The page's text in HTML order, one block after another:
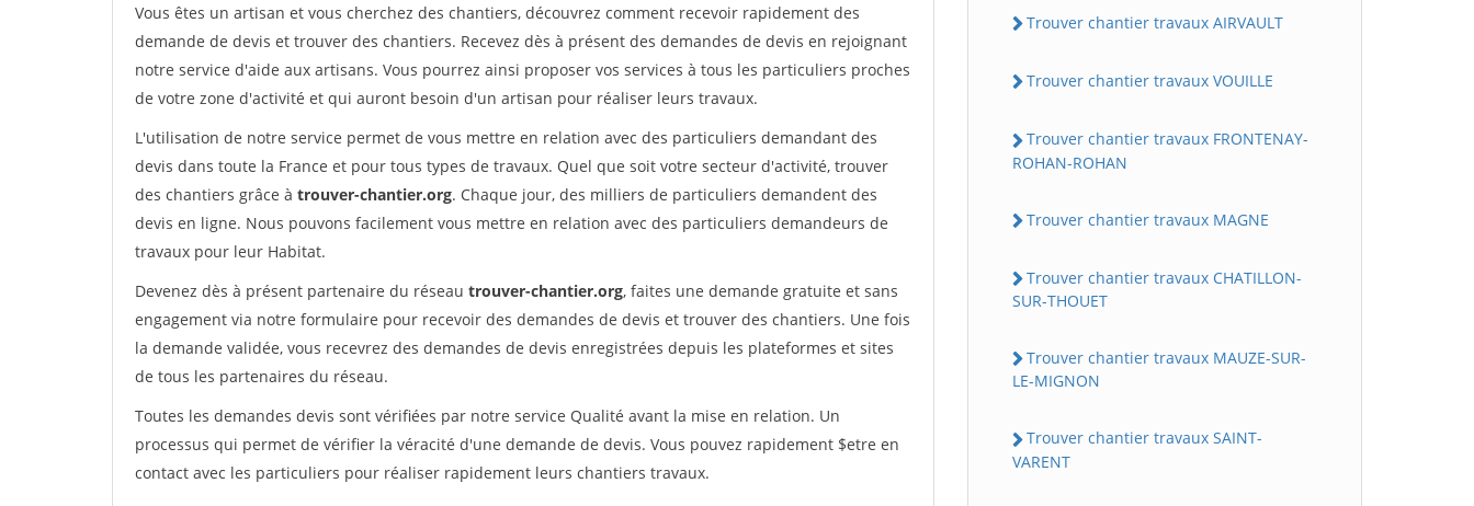
Vous êtes un artisan et vous cherchez des chantiers, découvrez comment recevoir rapidement des
demande de devis et trouver des chantiers. Recevez dès à présent des demandes de devis en rejoignant
notre service d'aide aux artisans. Vous pourrez ainsi proposer vos services à tous les particuliers proches
de votre zone d'activité et qui auront besoin d'un artisan pour réaliser leurs travaux.
L'utilisation de notre service permet de vous mettre en relation avec des particuliers demandant des
devis dans toute la France et pour tous types de travaux. Quel que soit votre secteur d'activité, trouver
des chantiers grâce à trouver-chantier.org. Chaque jour, des milliers de particuliers demandent des
devis en ligne. Nous pouvons facilement vous mettre en relation avec des particuliers demandeurs de
travaux pour leur Habitat.
Devenez dès à présent partenaire du réseau trouver-chantier.org, faites une demande gratuite et sans
engagement via notre formulaire pour recevoir des demandes de devis et trouver des chantiers. Une fois
la demande validée, vous recevrez des demandes de devis enregistrées depuis les plateformes et sites
de tous les partenaires du réseau.
Toutes les demandes devis sont vérifiées par notre service Qualité avant la mise en relation. Un
processus qui permet de vérifier la véracité d'une demande de devis. Vous pouvez rapidement $etre en
contact avec les particuliers pour réaliser rapidement leurs chantiers travaux.
Trouver chantier travaux AIRVAULT
Trouver chantier travaux VOUILLE
Trouver chantier travaux FRONTENAY-
ROHAN-ROHAN
Trouver chantier travaux MAGNE
Trouver chantier travaux CHATILLON-
SUR-THOUET
Trouver chantier travaux MAUZE-SUR-
LE-MIGNON
Trouver chantier travaux SAINT-
VARENT